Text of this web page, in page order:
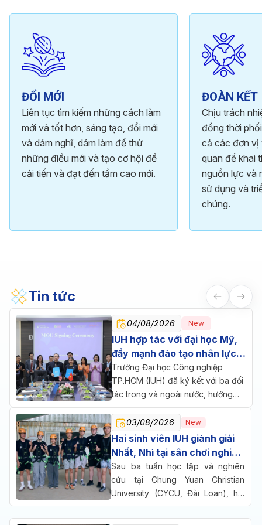
ĐỔI MỚI
Liên tục tìm kiếm những cách làm
mới và tốt hơn, sáng tạo, đổi mới
và dám nghĩ, dám làm để thử
những điều mới và tạo cơ hội để
cải tiến và đạt đến tầm cao mới.
ĐOÀN KẾT
Chịu trách
đồng thời
cả các đơn vị
quan để khai
nguồn lực và
sử dụng và
chúng.
Tin tức
04/08/2026 New
IUH hợp tác với đại học Mỹ,
đẩy mạnh đào tạo nhân lực
chăm sóc sức khỏe
Trường Đại học Công nghiệp
TP.HCM (IUH) đã ký kết với ba đối
tác trong và ngoài nước, hướng
đến một mục tiêu chung: đưa đào
tạo, nghiên cứu và doanh nghiệp
cùng ngồi lại giải bài toán nhân lực
cho ngành chăm sóc sức khỏe.
03/08/2026 New
Hai sinh viên IUH giành giải
Nhất, Nhì tại sân chơi nghiên
cứu quốc tế ở Đài Loan
Sau ba tuần học tập và nghiên
cứu tại Chung Yuan Christian
University (CYCU, Đài Loan), hai
sinh viên Trường Đại học Công
nghiệp TP.HCM (IUH) đã cùng